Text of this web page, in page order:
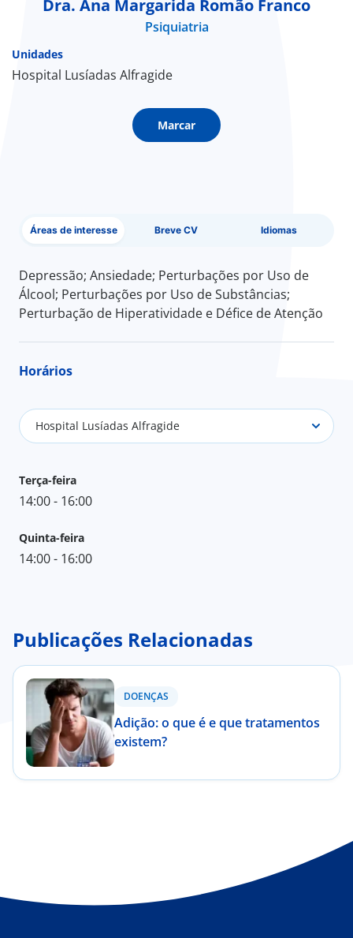
Dra. Ana Margarida Romão Franco
Psiquiatria
Unidades
Hospital Lusíadas Alfragide
Marcar
Áreas de interesse Breve CV Idiomas
Depressão; Ansiedade; Perturbações por Uso de
Álcool; Perturbações por Uso de Substâncias;
Perturbação de Hiperatividade e Défice de Atenção
Horários
Hospital Lusíadas Alfragide
Terça-feira
14:00 - 16:00
Quinta-feira
14:00 - 16:00
Publicações Relacionadas
DOENÇAS
Adição: o que é e que tratamentos
existem?